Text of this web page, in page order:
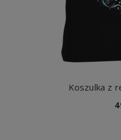
Koszulka z